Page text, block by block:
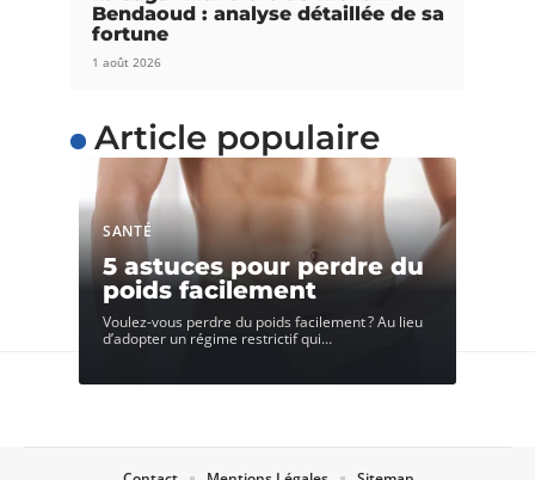
Bendaoud : analyse détaillée de sa
fortune
1 août 2026
Article populaire
SANTÉ
5 astuces pour perdre du
poids facilement
Voulez-vous perdre du poids facilement ? Au lieu
d’adopter un régime restrictif qui…